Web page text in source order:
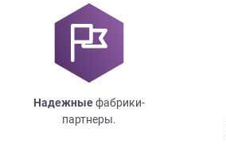
Надежныефабрики-
партнеры.